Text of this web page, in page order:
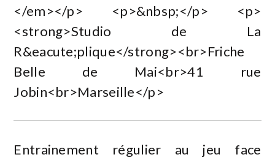
</em></p> <p>&nbsp;</p> <p>
<strong>Studio de La
R&eacute;plique</strong><br>Friche
Belle de Mai<br>41 rue
Jobin<br>Marseille</p>
Entrainement régulier au jeu face